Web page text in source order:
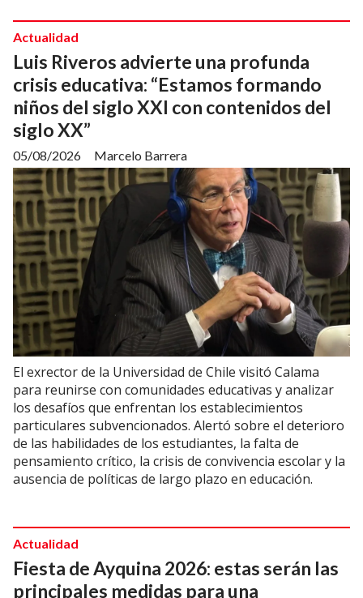
Luis Riveros advierte una profunda
crisis educativa: “Estamos formando
niños del siglo XXI con contenidos del
siglo XX”
Marcelo Barrera
Actualidad
05/08/2026
El exrector de la Universidad de Chile visitó Calama
para reunirse con comunidades educativas y analizar
los desafíos que enfrentan los establecimientos
particulares subvencionados. Alertó sobre el deterioro
de las habilidades de los estudiantes, la falta de
pensamiento crítico, la crisis de convivencia escolar y la
ausencia de políticas de largo plazo en educación.
Fiesta de Ayquina 2026: estas serán las
principales medidas para una
Actualidad